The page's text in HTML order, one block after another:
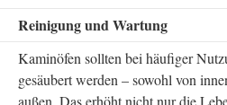
Reinigung und Wartung
Kaminöfen sollten bei häufiger
gesäubert werden – sowohl von
außen. Das erhöht nicht nur die